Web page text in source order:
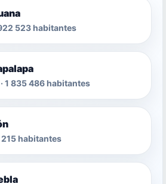
523 habitantes
1 835 486 habitantes
215 habitantes